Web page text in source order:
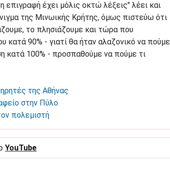
έχει μόλις οκτώ λέξεις" λέει και
της Μινωικής Κρήτης, όμως πιστεύω ότι
το πλησιάζουμε και τώρα που
90% - γιατί θα ήταν αλαζονικό να πούμε
κατά 100% - προσπαθούμε να πούμε τι
της Αθήνας
στην Πύλο
πολεμιστή
YouTube